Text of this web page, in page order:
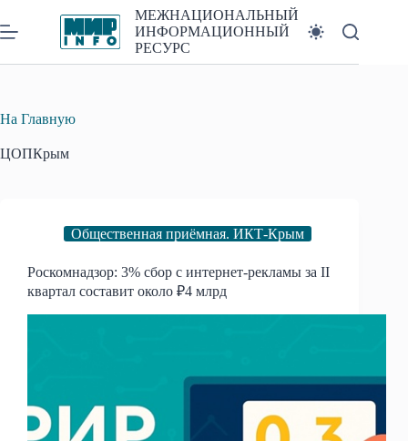
к
сути
МЕЖНАЦИОНАЛЬНЫЙ
ИНФОРМАЦИОННЫЙ
РЕСУРС
На Главную
ЦОПКрым
Общественная приёмная. ИКТ-Крым
Роскомнадзор: 3% сбор с интернет-рекламы за II
квартал составит около ₽4 млрд